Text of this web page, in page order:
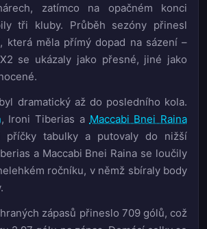
zatímco na opačném konci
tři kluby. Průběh sezóny přinesl
která měla přímý dopad na sázení –
se ukázaly jako přesné, jiné jako
dramatický až do posledního kola.
, Ironi Tiberias a Maccabi Bnei Raina
příčky tabulky a putovaly do nižší
a Maccabi Bnei Raina se loučily
ročníku, v němž sbíraly body
zápasů přineslo 709 gólů, což